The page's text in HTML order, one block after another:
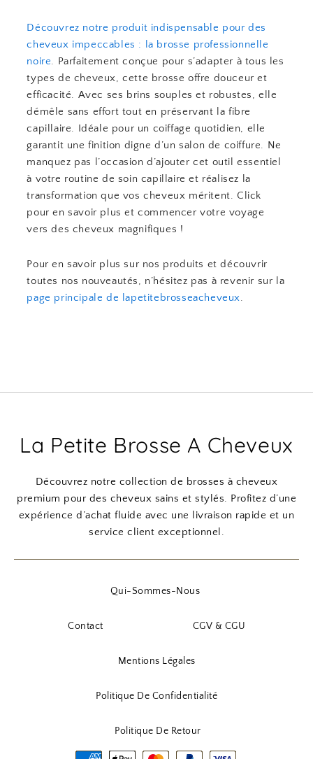
Découvrez notre produit indispensable pour des
cheveux impeccables : la brosse professionnelle
noire. Parfaitement conçue pour s’adapter à tous les
types de cheveux, cette brosse offre douceur et
efficacité. Avec ses brins souples et robustes, elle
démêle sans effort tout en préservant la fibre
capillaire. Idéale pour un coiffage quotidien, elle
garantit une finition digne d’un salon de coiffure. Ne
manquez pas l’occasion d’ajouter cet outil essentiel
à votre routine de soin capillaire et réalisez la
transformation que vos cheveux méritent. Click
pour en savoir plus et commencer votre voyage
vers des cheveux magnifiques !
Pour en savoir plus sur nos produits et découvrir
toutes nos nouveautés, n’hésitez pas à revenir sur la
page principale de lapetitebrosseacheveux.
La Petite Brosse A Cheveux
Découvrez notre collection de brosses à cheveux
premium pour des cheveux sains et stylés. Profitez d’une
expérience d’achat fluide avec une livraison rapide et un
service client exceptionnel.
Qui-Sommes-Nous
Contact CGV & CGU
Mentions Légales
Politique De Confidentialité
Politique De Retour